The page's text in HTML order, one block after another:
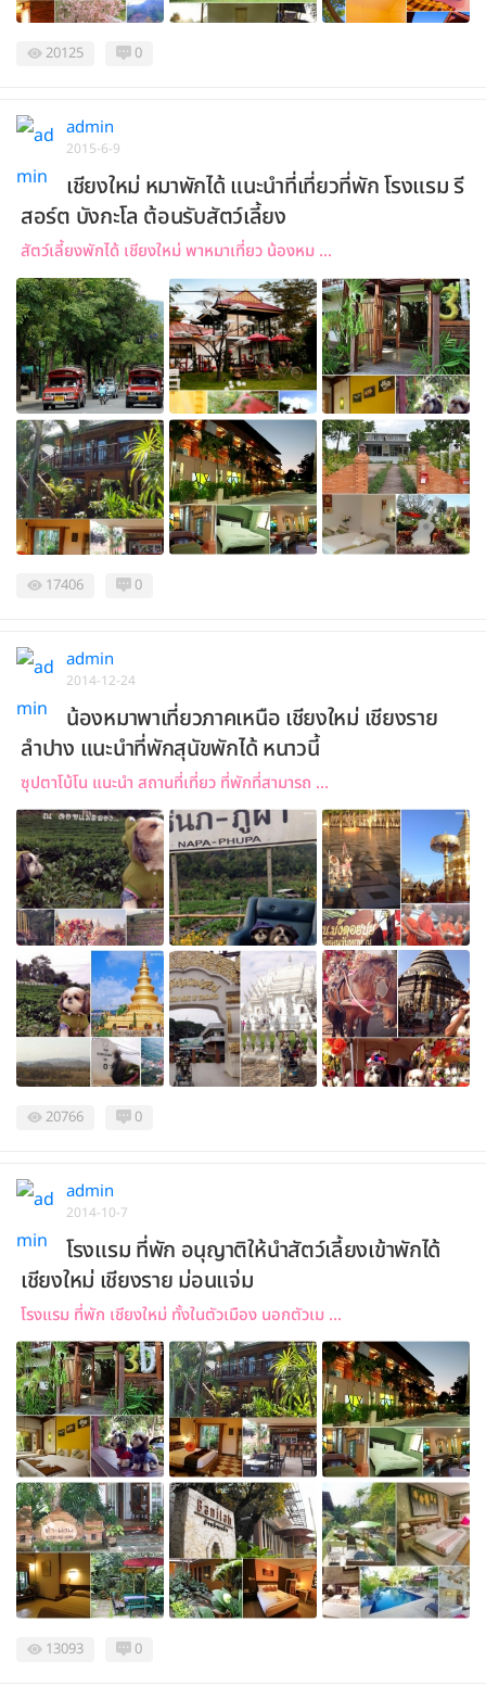
20125 0
admin
2015-6-9
เชียงใหม่ หมาพักได้ แนะนำที่เที่ยวที่พัก โรงแรม รี
สอร์ต บังกะโล ต้อนรับสัตว์เลี้ยง
สัตว์เลี้ยงพักได้ เชียงใหม่ พาหมาเที่ยว น้องหม ...
17406 0
admin
2014-12-24
น้องหมาพาเที่ยวภาคเหนือ เชียงใหม่ เชียงราย
ลำปาง แนะนำที่พักสุนัขพักได้ หนาวนี้
ซุปตาโบ้โน แนะนำ สถานที่เที่ยว ที่พักที่สามารถ ...
20766 0
admin
2014-10-7
โรงแรม ที่พัก อนุญาติให้นำสัตว์เลี้ยงเข้าพักได้
เชียงใหม่ เชียงราย ม่อนแจ่ม
โรงแรม ที่พัก เชียงใหม่ ทั้งในตัวเมือง นอกตัวเม ...
13093 0